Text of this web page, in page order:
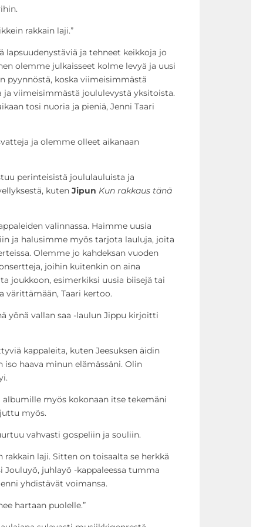
rakkain laji.”
lapsuudenystäviä ja tehneet keikkoja jo
olemme julkaisseet kolme levyä ja uusi
pyynnöstä, koska viimeisimmästä
ja viimeisimmästä joululevystä yksitoista.
tosi nuoria ja pieniä, Jenni Taari
ja olemme olleet aikanaan
perinteisistä joululauluista ja
kuten Jipun Kun rakkaus tänä
valinnassa. Haimme uusia
ja halusimme myös tarjota lauluja, joita
Olemme jo kahdeksan vuoden
joihin kuitenkin on aina
joukkoon, esimerkiksi uusia biisejä tai
värittämään, Taari kertoo.
yönä vallan saa -laulun Jippu kirjoitti
kappaleita, kuten Jeesuksen äidin
iso haava minun elämässäni. Olin
myös kokonaan itse tekemäni
myös.
vahvasti gospeliin ja souliin.
rakkain laji. Sitten on toisaalta se herkkä
Jouluyö, juhlayö -kappaleessa tumma
yhdistävät voimansa.
hartaan puolelle.”